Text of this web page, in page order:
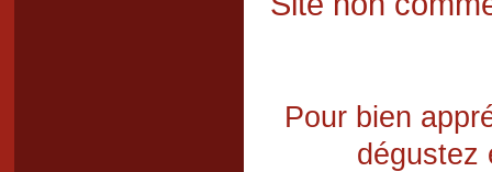
Pour bien
dégustez